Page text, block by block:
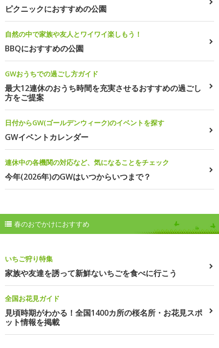
ピクニックにおすすめの公園
自然の中で家族や友人とワイワイ楽しもう！
BBQにおすすめの公園
GWおうちでの過ごし方ガイド
最大12連休のおうち時間を充実させるおすすめの過ごし
方をご提案
日付からGW(ゴールデンウィーク)のイベントを探す
GWイベントカレンダー
連休中の各機関の対応など、気になることをチェック
今年(2026年)のGWはいつからいつまで？
春のおでかけにおすすめ
いちご狩り特集
家族や友達を誘って新鮮ないちごを食べに行こう
全国お花見ガイド
見頃時期がわかる！全国1400カ所の桜名所・お花見スポ
ット情報を掲載